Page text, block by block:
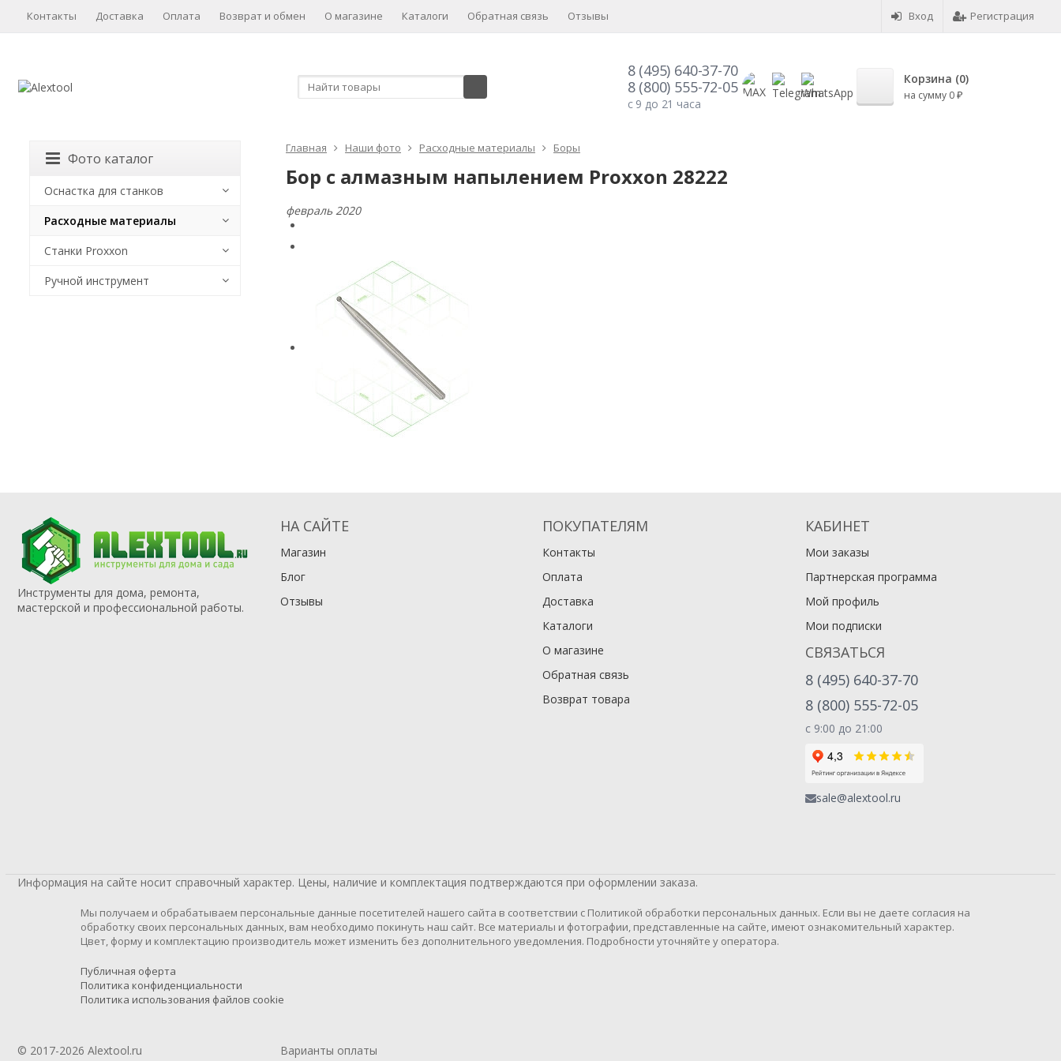
Вход Регистрация
Контакты Доставка Оплата Возврат и обмен О магазине Каталоги Обратная связь Отзывы
8 (495) 640-37-70
8 (800) 555-72-05
с 9 до 21 часа
Корзина (0)
на сумму 0 ₽
Фото каталог
Оснастка для станков
Расходные материалы
Станки Proxxon
Ручной инструмент
Главная Наши фото Расходные материалы Боры
Бор с алмазным напылением Proxxon 28222
февраль 2020
Инструменты для дома, ремонта,
мастерской и профессиональной работы.
НА САЙТЕ
Магазин
Блог
Отзывы
ПОКУПАТЕЛЯМ
Контакты
Оплата
Доставка
Каталоги
О магазине
Обратная связь
Возврат товара
КАБИНЕТ
Мои заказы
Партнерская программа
Мой профиль
Мои подписки
СВЯЗАТЬСЯ
8 (495) 640-37-70
8 (800) 555-72-05
с 9:00 до 21:00
sale@alextool.ru
Информация на сайте носит справочный характер. Цены, наличие и комплектация подтверждаются при оформлении заказа.
Мы получаем и обрабатываем персональные данные посетителей нашего сайта в соответствии с Политикой обработки персональных данных. Если вы не даете согласия на
обработку своих персональных данных, вам необходимо покинуть наш сайт. Все материалы и фотографии, представленные на сайте, имеют ознакомительный характер.
Цвет, форму и комплектацию производитель может изменить без дополнительного уведомления. Подробности уточняйте у оператора.
Публичная оферта
Политика конфиденциальности
Политика использования файлов cookie
© 2017-2026 Alextool.ru Варианты оплаты